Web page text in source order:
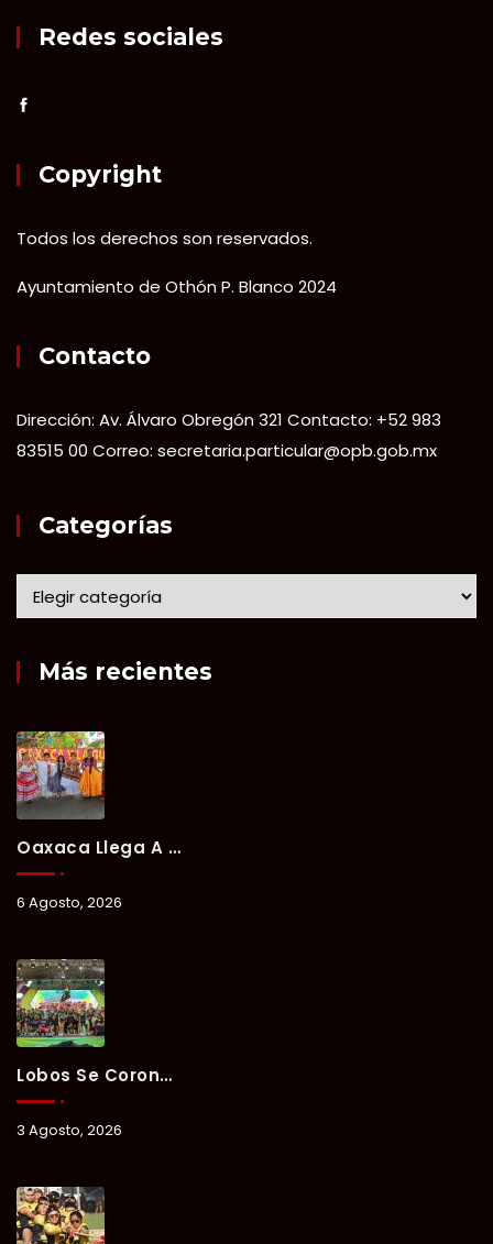
Redes sociales
Copyright
Todos los derechos son reservados.
Ayuntamiento de Othón P. Blanco 2024
Contacto
Dirección: Av. Álvaro Obregón 321 Contacto: +52 983
83515 00 Correo: secretaria.particular@opb.gob.mx
Categorías
Más recientes
Oaxaca Llega A Chetumal Con El Color, Sabor Y Tradición De La Guelaguetza 2026.
6 Agosto, 2026
Lobos Se Corona Campeón Del Verano Xul-Há 2026 Tras Tres Días De Intensa Competencia.
3 Agosto, 2026